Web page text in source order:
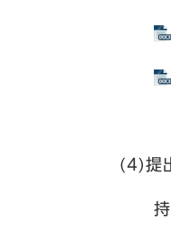
(4)提
持参